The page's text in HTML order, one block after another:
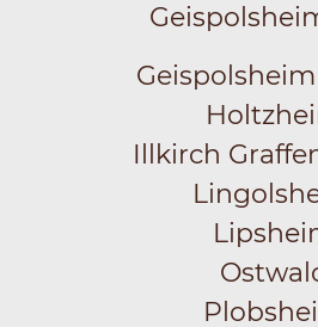
Illkirch